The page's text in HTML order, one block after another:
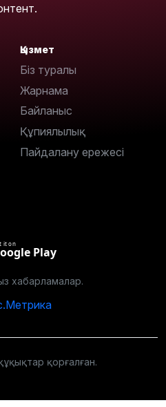
Қызмет
Біз туралы
Жарнама
Байланыс
Құпиялылық
Пайдалану ережесі
it on
Play
хабарламалар.
қорғалған.